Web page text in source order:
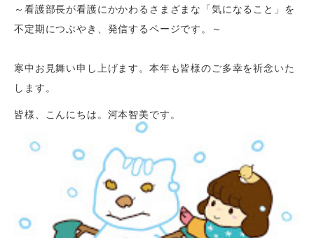
～看護部長が看護にかかわるさまざまな「気になること」を
不定期につぶやき、発信するページです。～
寒中お見舞い申し上げます。本年も皆様のご多幸を祈念いた
します。
皆様、こんにちは。河本智美です。